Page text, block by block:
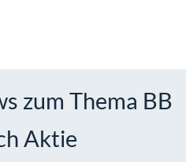
zum Thema BB
Aktie